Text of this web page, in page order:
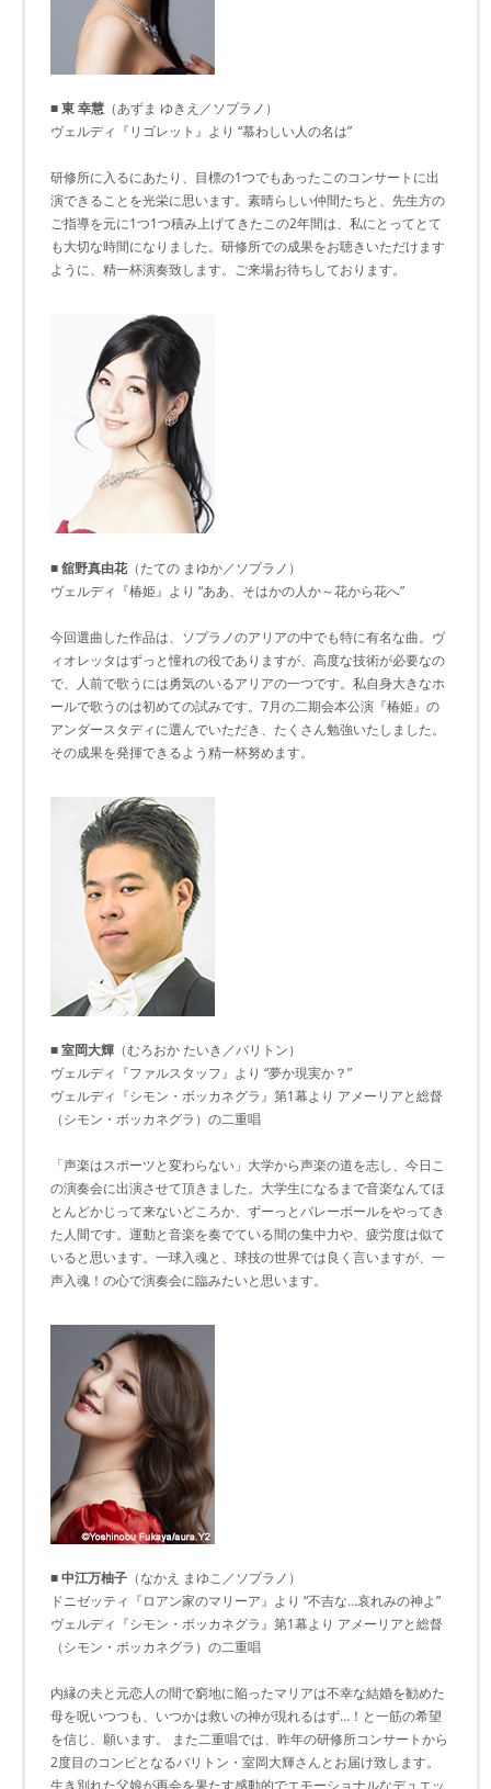
■ 東 幸慧 （あずま ゆきえ／ソプラノ）
ヴェルディ『リゴレット』より “慕わしい人の名は”
研修所に入るにあたり、目標の1つでもあったこのコンサートに出
演できることを光栄に思います。素晴らしい仲間たちと、先生方の
ご指導を元に1つ1つ積み上げてきたこの2年間は、私にとってとて
も大切な時間になりました。研修所での成果をお聴きいただけます
ように、精一杯演奏致します。ご来場お待ちしております。
■ 舘野真由花（たての まゆか／ソプラノ）
ヴェルディ『椿姫』より “ああ、そはかの人か～花から花へ”
今回選曲した作品は、ソプラノのアリアの中でも特に有名な曲。ヴ
ィオレッタはずっと憧れの役でありますが、高度な技術が必要なの
で、人前で歌うには勇気のいるアリアの一つです。私自身大きなホ
ールで歌うのは初めての試みです。7月の二期会本公演『椿姫』の
アンダースタディに選んでいただき、たくさん勉強いたしました。
その成果を発揮できるよう精一杯努めます。
■ 室岡大輝 （むろおか たいき／バリトン）
ヴェルディ『ファルスタッフ』より “夢か現実か？”
ヴェルディ『シモン・ボッカネグラ』第1幕より アメーリアと総督
（シモン・ボッカネグラ）の二重唱
「声楽はスポーツと変わらない」大学から声楽の道を志し、今日こ
の演奏会に出演させて頂きました。大学生になるまで音楽なんてほ
とんどかじって来ないどころか、ずーっとバレーボールをやってき
た人間です。運動と音楽を奏でている間の集中力や、疲労度は似て
いると思います。一球入魂と、球技の世界では良く言いますが、一
声入魂！の心で演奏会に臨みたいと思います。
■ 中江万柚子 （なかえ まゆこ／ソプラノ）
ドニゼッティ『ロアン家のマリーア』より “不吉な…哀れみの神よ”
ヴェルディ『シモン・ボッカネグラ』第1幕より アメーリアと総督
（シモン・ボッカネグラ）の二重唱
内縁の夫と元恋人の間で窮地に陥ったマリアは不幸な結婚を勧めた
母を呪いつつも、いつかは救いの神が現れるはず…！と一筋の希望
を信じ、願います。 また二重唱では、昨年の研修所コンサートから
2度目のコンビとなるバリトン・室岡大輝さんとお届け致します。
生き別れた父娘が再会を果たす感動的でエモーショナルなデュエッ